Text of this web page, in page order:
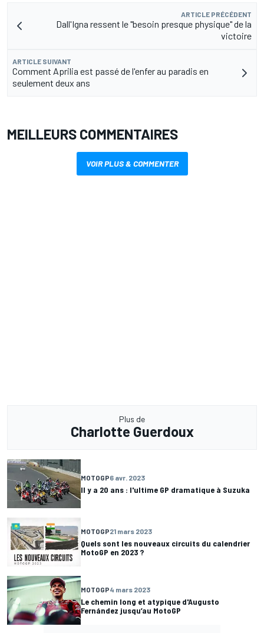
ARTICLE PRÉCÉDENT
Dall'Igna ressent le "besoin presque physique" de la
victoire
ARTICLE SUIVANT
Comment Aprilia est passé de l'enfer au paradis en
seulement deux ans
MEILLEURS COMMENTAIRES
VOIR PLUS & COMMENTER
Plus de
Charlotte Guerdoux
MOTOGP6 avr. 2023
Il y a 20 ans : l'ultime GP dramatique à Suzuka
MOTOGP21 mars 2023
Quels sont les nouveaux circuits du calendrier
MotoGP en 2023 ?
MOTOGP4 mars 2023
Le chemin long et atypique d'Augusto
Fernández jusqu’au MotoGP